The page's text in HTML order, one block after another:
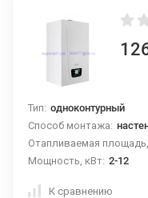
Тип: одноконтурный
Способ монтажа:
Отапливаемая
Мощность, кВт: 2-12
К сравнению